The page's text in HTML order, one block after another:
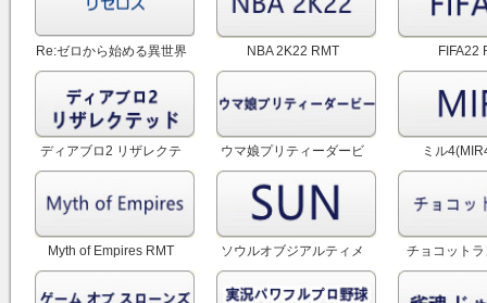
Re:ゼロから始める異世界
RMT
NBA 2K22 RMT FIFA22
ディアブロ2 リザレクテ
ウマ娘プリティーダービ
ミル
Myth of Empires RMT
ソウルオブジアルティメ
チョコット